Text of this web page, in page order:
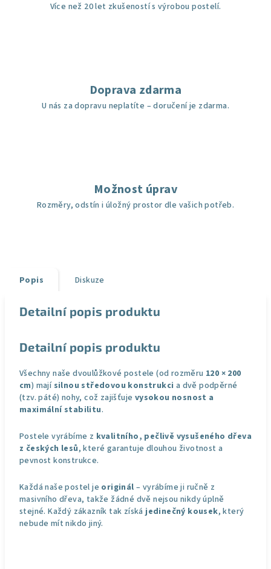
Více než 20 let zkušeností s výrobou postelí.
Doprava zdarma
U nás za dopravu neplatíte – doručení je zdarma.
Možnost úprav
Rozměry, odstín i úložný prostor dle vašich potřeb.
Popis Diskuze
Detailní popis produktu
Detailní popis produktu
Všechny naše dvoulůžkové postele (od rozměru 120 × 200
cm) mají silnou středovou konstrukci a dvě podpěrné
(tzv. páté) nohy, což zajišťuje vysokou nosnost a
maximální stabilitu.
Postele vyrábíme z kvalitního, pečlivě vysušeného dřeva
z českých lesů, které garantuje dlouhou životnost a
pevnost konstrukce.
Každá naše postel je originál – vyrábíme ji ručně z
masivního dřeva, takže žádné dvě nejsou nikdy úplně
stejné. Každý zákazník tak získá jedinečný kousek, který
nebude mít nikdo jiný.